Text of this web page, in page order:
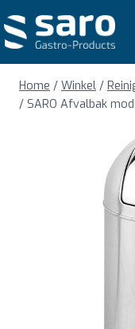
naar
inhoud
Home / Winkel /
/ SARO Afvalbak